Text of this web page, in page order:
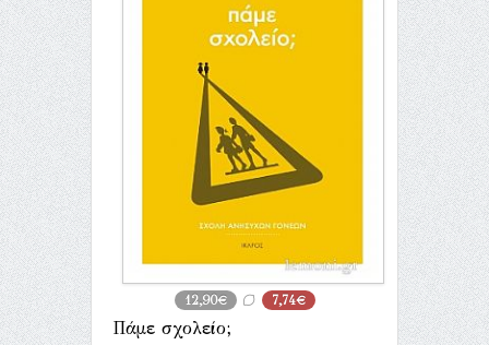
12,90€ 7,74€
Πάμε σχολείο;